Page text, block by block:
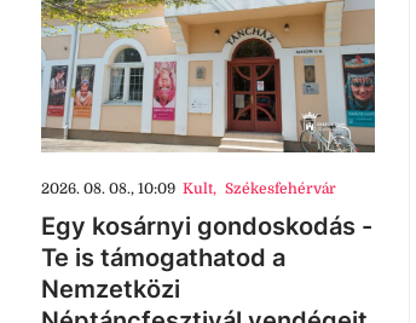
2026. 08. 08., 10:09 Kult, Székesfehérvár
Egy kosárnyi gondoskodás -
Te is támogathatod a
Nemzetközi